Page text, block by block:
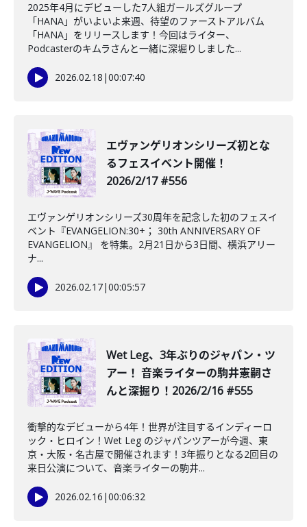
2025年4月にデビューした7人組ガールズグループ
「HANA」がいよいよ来週、待望のファーストアルバム
「HANA」をリリースします！今回はライター、
Podcasterのキムラさんと一緒に深堀りしました...
2026.02.18 |00:07:40
️エヴァンゲリオンシリーズ初とな
るフェスイベント開催！
2026/2/17 #556
エヴァンゲリオンシリーズ30周年を記念した初のフェスイ
ベント『EVANGELION:30+； 30th ANNIVERSARY OF
EVANGELION』 を特集。2月21日から3日間、横浜アリー
ナ...
2026.02.17|00:05:57
Wet Leg、3年ぶりのジャパン・ツ
アー！ 音楽ライターの駒井憲嗣さ
んと深掘り！2026/2/16 #555
衝撃的なデビューから4年！世界が注目するインディーロ
ック・ヒロイン！Wet Leg のジャパンツアーが今週、東
京・大阪・名古屋で開催されます！3年振りとなる2回目の
来日公演について、音楽ライターの駒井...
2026.02.16 |00:06:32